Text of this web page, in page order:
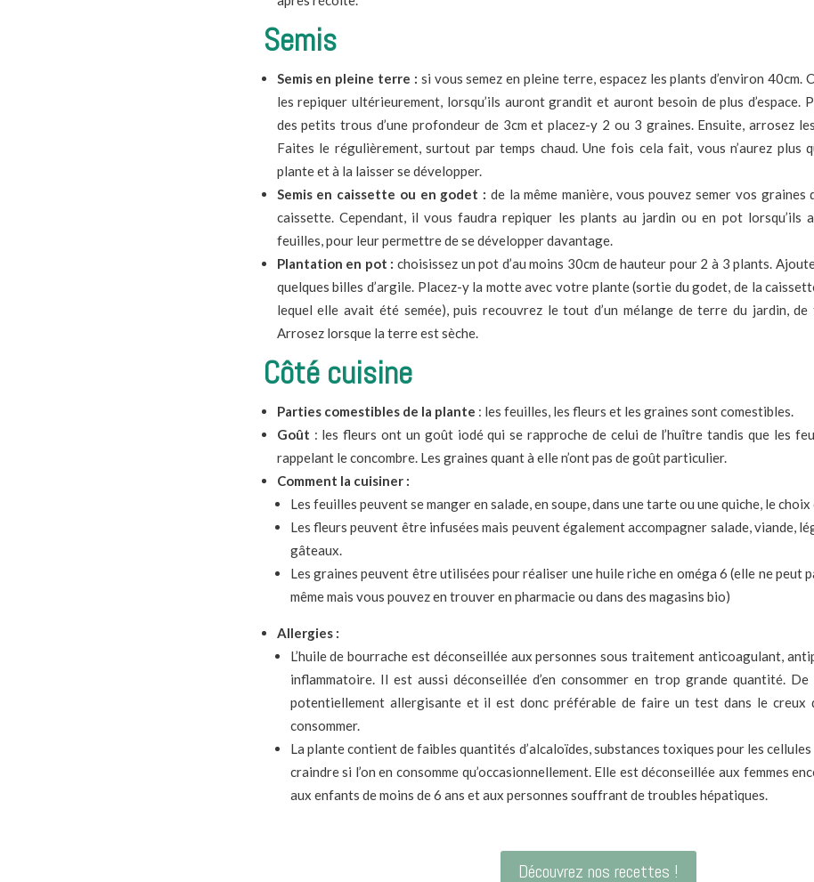
Semis
Semis en pleine terre : si vous semez en pleine terre, espacez les plants d’environ 40cm.
les repiquer ultérieurement, lorsqu’ils auront grandit et auront besoin de plus d’espace.
des petits trous d’une profondeur de 3cm et placez-y 2 ou 3 graines. Ensuite, arrosez
Faites le régulièrement, surtout par temps chaud. Une fois cela fait, vous n’aurez plus
plante et à la laisser se développer.
Semis en caissette ou en godet : de la même manière, vous pouvez semer vos graines
caissette. Cependant, il vous faudra repiquer les plants au jardin ou en pot lorsqu’ils
feuilles, pour leur permettre de se développer davantage.
Plantation en pot :choisissez un pot d’au moins 30cm de hauteur pour 2 à 3 plants.
quelques billes d’argile. Placez-y la motte avec votre plante (sortie du godet, de la
lequel elle avait été semée), puis recouvrez le tout d’un mélange de terre du jardin,
Arrosez lorsque la terre est sèche.
Côté cuisine
Parties comestibles de la plante : les feuilles, les fleurs et les graines sont comestibles.
Goût : les fleurs ont un goût iodé qui se rapproche de celui de l’huître tandis que les
rappelant le concombre. Les graines quant à elle n’ont pas de goût particulier.
Comment la cuisiner :
Les feuilles peuvent se manger en salade, en soupe, dans une tarte ou une quiche, le
Les fleurs peuvent être infusées mais peuvent également accompagner salade, viande,
gâteaux.
Les graines peuvent être utilisées pour réaliser une huile riche en oméga 6 (elle ne peut
même mais vous pouvez en trouver en pharmacie ou dans des magasins bio)
Allergies :
L’huile de bourrache est déconseillée aux personnes sous traitement anticoagulant,
inflammatoire. Il est aussi déconseillée d’en consommer en trop grande quantité. De
potentiellement allergisante et il est donc préférable de faire un test dans le creux
consommer.
La plante contient de faibles quantités d’alcaloïdes, substances toxiques pour les cellules
craindre si l’on en consomme qu’occasionnellement. Elle est déconseillée aux femmes
aux enfants de moins de 6 ans et aux personnes souffrant de troubles hépatiques.
Découvrez nos recettes !